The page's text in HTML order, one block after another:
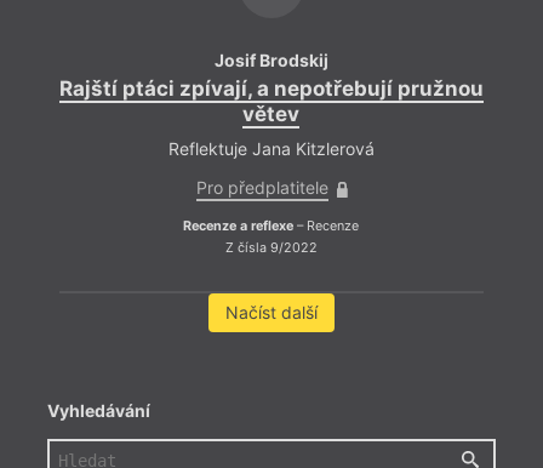
Josif Brodskij
Rajští ptáci zpívají, a nepotřebují pružnou
větev
Reflektuje Jana Kitzlerová
Pro předplatitele
Recenze a reflexe – Recenze
Z čísla 9/2022
Načíst další
Vyhledávání